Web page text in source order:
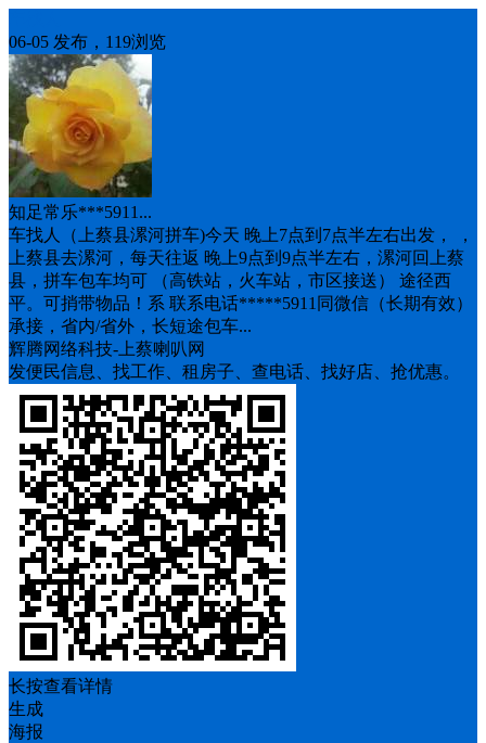
06-05 发布，119浏览
知足常乐***5911...
车找人（上蔡县漯河拼车)今天 晚上7点到7点半左右出发， ，
上蔡县去漯河，每天往返 晚上9点到9点半左右，漯河回上蔡
县，拼车包车均可 （高铁站，火车站，市区接送） 途径西
平。可捎带物品！系 联系电话*****5911同微信（长期有效）
承接，省内/省外，长短途包车...
辉腾网络科技-上蔡喇叭网
发便民信息、找工作、租房子、查电话、找好店、抢优惠。
长按查看详情
生成
海报